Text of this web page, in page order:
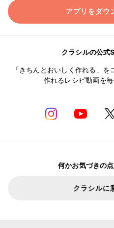
アプリをダウ
クラシルの公式
「きちんとおいしく作れる」
作れるレシピ動画を
何かお気づきの
クラシルに